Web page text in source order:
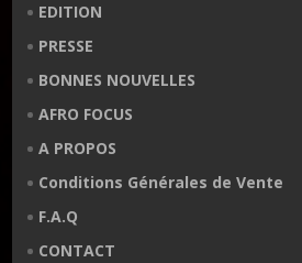
EDITION
PRESSE
BONNES NOUVELLES
AFRO FOCUS
A PROPOS
Conditions Générales de Vente
F.A.Q
CONTACT